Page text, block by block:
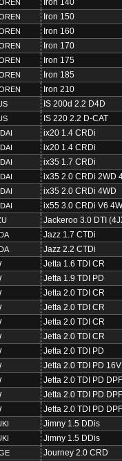
Iron 150
Iron 160
Iron 170
Iron 175
Iron 185
Iron 210
IS 200d 2.2 D4D
IS 220 2.2 D-CAT
ix20 1.4 CRDi
ix20 1.4 CRDi
ix35 1.7 CRDi
ix35 2.0 CRDi 2WD
ix35 2.0 CRDi 4WD
ix55 3.0 CRDi V6
Jackeroo 3.0 DTI
Jazz 1.7 CTDi
Jazz 2.2 CTDi
Jetta 1.6 TDI CR
Jetta 1.9 TDI PD
Jetta 2.0 TDI CR
Jetta 2.0 TDI CR
Jetta 2.0 TDI CR
Jetta 2.0 TDI CR
Jetta 2.0 TDI PD
Jetta 2.0 TDI PD 16V
Jetta 2.0 TDI PD DPF
Jetta 2.0 TDI PD DPF
Jetta 2.0 TDI PD DPF
Jimny 1.5 DDis
Jimny 1.5 DDis
Journey 2.0 CRD